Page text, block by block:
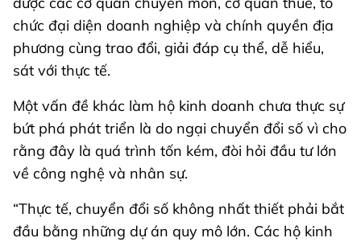
chức đại diện doanh nghiệp và chính quyền địa
phương cùng trao đổi, giải đáp cụ thể, dễ hiểu,
sát với thực tế.
Một vấn đề khác làm hộ kinh doanh chưa thực sự
bứt phá phát triển là do ngại chuyển đổi số vì cho
rằng đây là quá trình tốn kém, đòi hỏi đầu tư lớn
về công nghệ và nhân sự.
“Thực tế, chuyển đổi số không nhất thiết phải bắt
đầu bằng những dự án quy mô lớn. Các hộ kinh